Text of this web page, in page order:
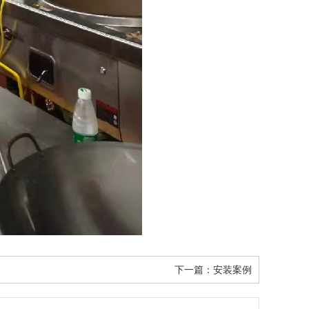
下一篇： 安装案例